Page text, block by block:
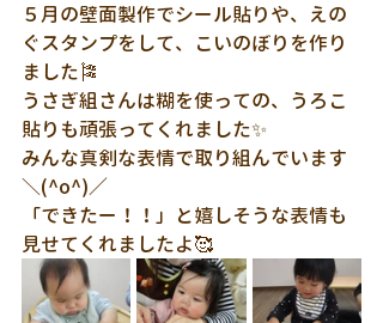
５月の壁面製作でシール貼りや、えの
ぐスタンプをして、こいのぼりを作り
ました🎏
うさぎ組さんは糊を使っての、うろこ
貼りも頑張ってくれました✨
みんな真剣な表情で取り組んでいます
＼(^o^)／
「できたー！！」と嬉しそうな表情も
見せてくれましたよ🥰